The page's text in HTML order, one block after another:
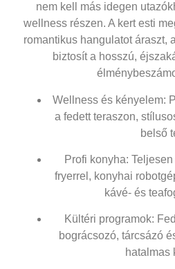
nem kell más idegen
wellness részen. A kert esti
romantikus hangulatot áraszt,
biztosít a hosszú,
Wellness és kényelem:
a fedett teraszon,
belső
Profi konyha:
fryerrel, konyhai
kávé- és
Kültéri programok:
bográcsozó, tárcsázó
hatalmas